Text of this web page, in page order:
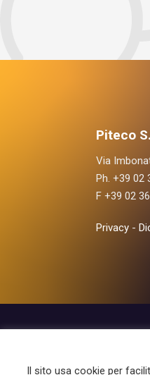
Piteco
Via
Ph. +39 02
F +39 02
Privacy -
Il sito usa cookie per